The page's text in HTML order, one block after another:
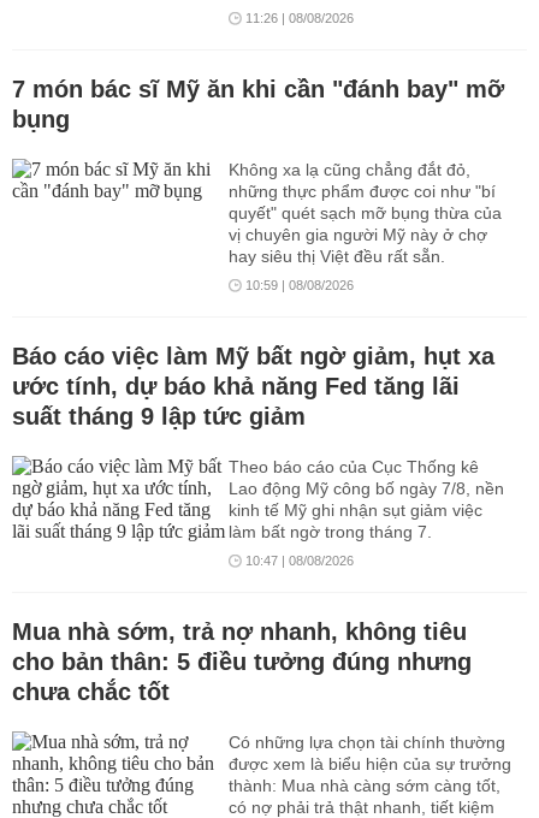
sản mang ý nghĩa sâu sắc nhất: vừa
tự quyết cuộc đời mình.
11:26 | 08/08/2026
7 món bác sĩ Mỹ ăn khi cần "đánh bay" mỡ
bụng
Không xa lạ cũng chẳng đắt đỏ,
những thực phẩm được coi như "bí
quyết" quét sạch mỡ bụng thừa của
vị chuyên gia người Mỹ này ở chợ
hay siêu thị Việt đều rất sẵn.
10:59 | 08/08/2026
Báo cáo việc làm Mỹ bất ngờ giảm, hụt xa
ước tính, dự báo khả năng Fed tăng lãi
suất tháng 9 lập tức giảm
Theo báo cáo của Cục Thống kê
Lao động Mỹ công bố ngày 7/8, nền
kinh tế Mỹ ghi nhận sụt giảm việc
làm bất ngờ trong tháng 7.
10:47 | 08/08/2026
Mua nhà sớm, trả nợ nhanh, không tiêu
cho bản thân: 5 điều tưởng đúng nhưng
chưa chắc tốt
Có những lựa chọn tài chính thường
được xem là biểu hiện của sự trưởng
thành: Mua nhà càng sớm càng tốt,
có nợ phải trả thật nhanh, tiết kiệm